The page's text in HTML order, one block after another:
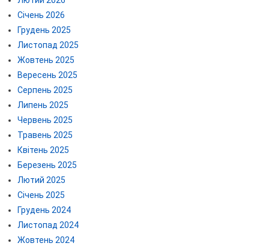
Січень 2026
Грудень 2025
Листопад 2025
Жовтень 2025
Вересень 2025
Серпень 2025
Липень 2025
Червень 2025
Травень 2025
Квітень 2025
Березень 2025
Лютий 2025
Січень 2025
Грудень 2024
Листопад 2024
Жовтень 2024